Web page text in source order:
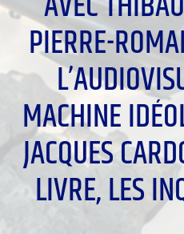
PIERRE-
MACHINE
JACQUES
LIVRE, LES